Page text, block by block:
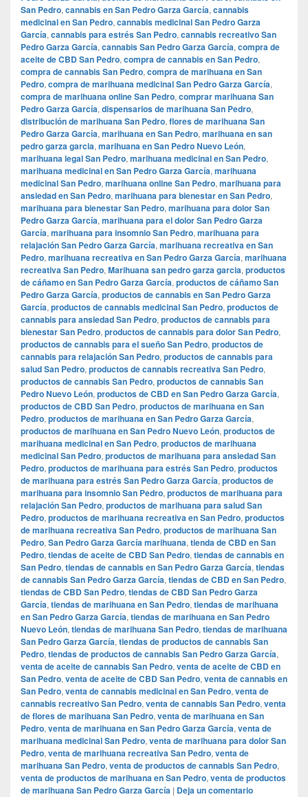
San Pedro, cannabis en San Pedro Garza García, cannabis
medicinal en San Pedro, cannabis medicinal San Pedro Garza
García, cannabis para estrés San Pedro, cannabis recreativo San
Pedro Garza García, cannabis San Pedro Garza García, compra de
aceite de CBD San Pedro, compra de cannabis en San Pedro,
compra de cannabis San Pedro, compra de marihuana en San
Pedro, compra de marihuana medicinal San Pedro Garza García,
compra de marihuana online San Pedro, comprar marihuana San
Pedro Garza García, dispensarios de marihuana San Pedro,
distribución de marihuana San Pedro, flores de marihuana San
Pedro Garza García, marihuana en San Pedro, marihuana en san
pedro garza garcia, marihuana en San Pedro Nuevo León,
marihuana legal San Pedro, marihuana medicinal en San Pedro,
marihuana medicinal en San Pedro Garza García, marihuana
medicinal San Pedro, marihuana online San Pedro, marihuana para
ansiedad en San Pedro, marihuana para bienestar en San Pedro,
marihuana para bienestar San Pedro, marihuana para dolor San
Pedro Garza García, marihuana para el dolor San Pedro Garza
García, marihuana para insomnio San Pedro, marihuana para
relajación San Pedro Garza García, marihuana recreativa en San
Pedro, marihuana recreativa en San Pedro Garza García, marihuana
recreativa San Pedro, Marihuana san pedro garza garcia, productos
de cáñamo en San Pedro Garza García, productos de cáñamo San
Pedro Garza García, productos de cannabis en San Pedro Garza
García, productos de cannabis medicinal San Pedro, productos de
cannabis para ansiedad San Pedro, productos de cannabis para
bienestar San Pedro, productos de cannabis para dolor San Pedro,
productos de cannabis para el sueño San Pedro, productos de
cannabis para relajación San Pedro, productos de cannabis para
salud San Pedro, productos de cannabis recreativa San Pedro,
productos de cannabis San Pedro, productos de cannabis San
Pedro Nuevo León, productos de CBD en San Pedro Garza García,
productos de CBD San Pedro, productos de marihuana en San
Pedro, productos de marihuana en San Pedro Garza García,
productos de marihuana en San Pedro Nuevo León, productos de
marihuana medicinal en San Pedro, productos de marihuana
medicinal San Pedro, productos de marihuana para ansiedad San
Pedro, productos de marihuana para estrés San Pedro, productos
de marihuana para estrés San Pedro Garza García, productos de
marihuana para insomnio San Pedro, productos de marihuana para
relajación San Pedro, productos de marihuana para salud San
Pedro, productos de marihuana recreativa en San Pedro, productos
de marihuana recreativa San Pedro, productos de marihuana San
Pedro, San Pedro Garza García marihuana, tienda de CBD en San
Pedro, tiendas de aceite de CBD San Pedro, tiendas de cannabis en
San Pedro, tiendas de cannabis en San Pedro Garza García, tiendas
de cannabis San Pedro Garza García, tiendas de CBD en San Pedro,
tiendas de CBD San Pedro, tiendas de CBD San Pedro Garza
García, tiendas de marihuana en San Pedro, tiendas de marihuana
en San Pedro Garza García, tiendas de marihuana en San Pedro
Nuevo León, tiendas de marihuana San Pedro, tiendas de marihuana
San Pedro Garza García, tiendas de productos de cannabis San
Pedro, tiendas de productos de cannabis San Pedro Garza García,
venta de aceite de cannabis San Pedro, venta de aceite de CBD en
San Pedro, venta de aceite de CBD San Pedro, venta de cannabis en
San Pedro, venta de cannabis medicinal en San Pedro, venta de
cannabis recreativo San Pedro, venta de cannabis San Pedro, venta
de flores de marihuana San Pedro, venta de marihuana en San
Pedro, venta de marihuana en San Pedro Garza García, venta de
marihuana medicinal San Pedro, venta de marihuana para dolor San
Pedro, venta de marihuana recreativa San Pedro, venta de
marihuana San Pedro, venta de productos de cannabis San Pedro,
venta de productos de marihuana en San Pedro, venta de productos
de marihuana San Pedro Garza García | Deja un comentario